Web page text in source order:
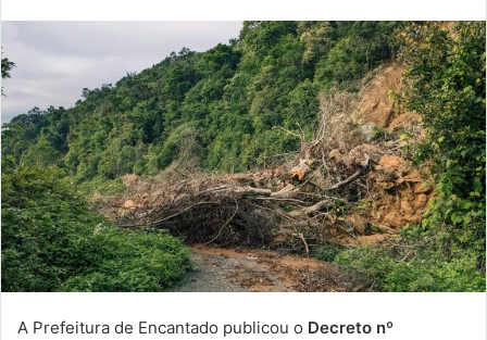
A Prefeitura de Encantado publicou o Decreto nº